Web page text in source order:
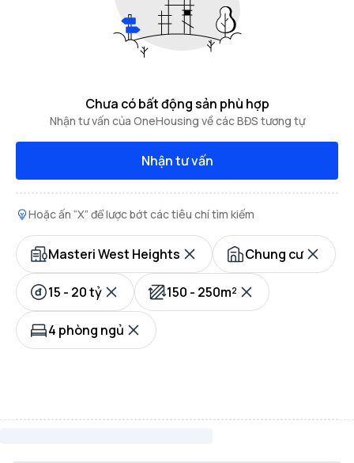
Chưa có bất động sản phù hợp
Nhận tư vấn của OneHousing về các BĐS tương tự
Nhận tư vấn
Hoặc ấn “X” để lược bớt các tiêu chí tìm kiếm
Masteri West Heights Chung cư
15 - 20 tỷ 150 - 250m²
4 phòng ngủ